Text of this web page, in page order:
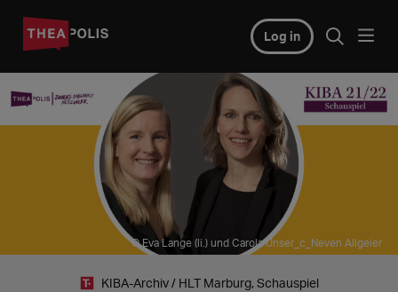
Log in
© Eva Lange (li.) und Carola Unser_c_Neven Allgeier
KIBA-Archiv / HLT Marburg, Schauspiel